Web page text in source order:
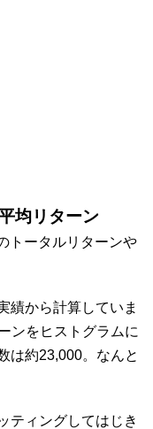
均リターン
トータルリターンや
績から計算していま
ンをヒストグラムに
は約23,000。なんと
ティングしてはじき